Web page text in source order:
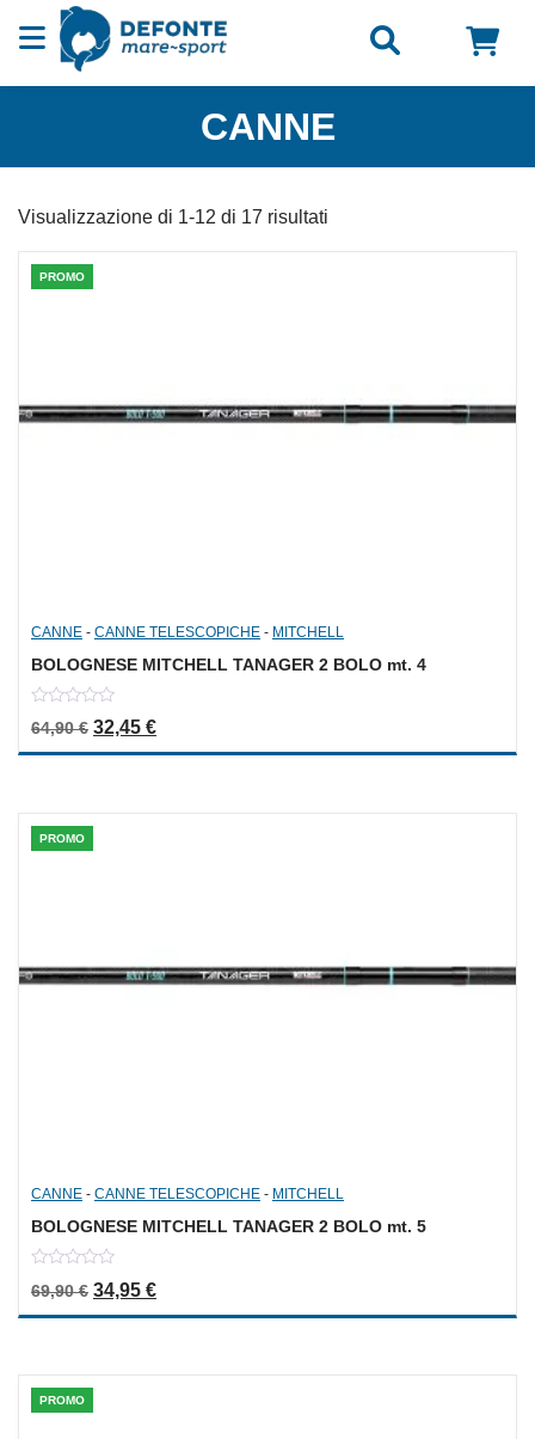
Vai al contenuto
CANNE
Visualizzazione di 1-12 di 17 risultati
PROMO
CANNE - CANNE TELESCOPICHE - MITCHELL
BOLOGNESE MITCHELL TANAGER 2 BOLO mt. 4
out
of
64,90€ Il prezzo originale era: 64,90 €.
32,45 €Il prezzo attuale è: 32,45 €.
PROMO
CANNE - CANNE TELESCOPICHE - MITCHELL
BOLOGNESE MITCHELL TANAGER 2 BOLO mt. 5
out
69,90€ Il prezzo originale era: 69,90 €.
34,95 €Il prezzo attuale è: 34,95 €.
PROMO